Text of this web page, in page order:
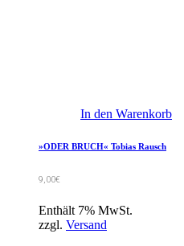
In den Warenkorb
»ODER BRUCH« Tobias Rausch
9,00€
Enthält 7% MwSt.
zzgl. Versand